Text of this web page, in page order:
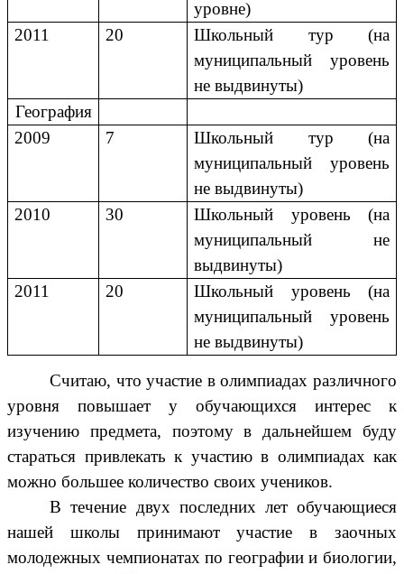
уровне)
2011
20
Школьный тур (на
муниципальный уровень
не выдвинуты)
География
2009
7
Школьный тур (на
муниципальный уровень
не выдвинуты)
2010
30
Школьный уровень (на
муниципальный не
выдвинуты)
2011
20
Школьный уровень (на
муниципальный уровень
не выдвинуты)
Считаю, что участие в олимпиадах различного
уровня повышает у обучающихся интерес к
изучению предмета, поэтому в дальнейшем буду
стараться привлекать к участию в олимпиадах как
можно большее количество своих учеников.
В течение двух последних лет обучающиеся
нашей школы принимают участие в заочных
молодежных чемпионатах по географии и биологии,